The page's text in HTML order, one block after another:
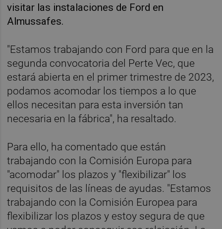
visitar las instalaciones de Ford en
Almussafes.
"Estamos trabajando con Ford para que en la
segunda convocatoria del Perte Vec, que
estará abierta en el primer trimestre de 2023,
podamos acomodar los tiempos a lo que
ellos necesitan para esta inversión tan
necesaria en la fábrica", ha resaltado.
Para ello, ha comentado que están
trabajando con la Comisión Europa para
"acomodar" los plazos y "flexibilizar" los
requisitos de las líneas de ayudas. "Estamos
trabajando con la Comisión Europea para
flexibilizar los plazos y estoy segura de que